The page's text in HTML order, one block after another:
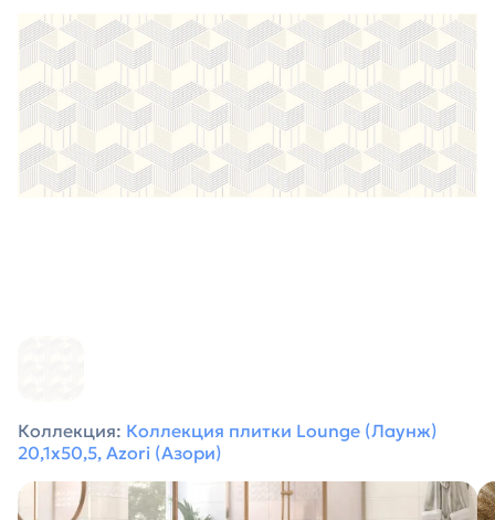
Коллекция: Коллекция плитки Lounge (Лаунж)
20,1х50,5, Azori (Азори)